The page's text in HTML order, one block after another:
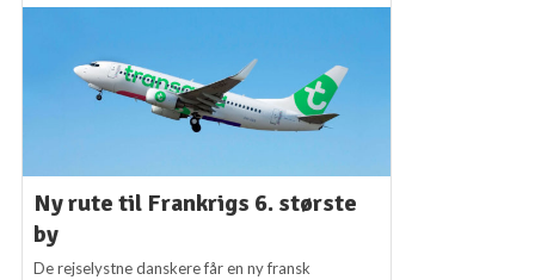
Ny rute til Frankrigs 6. største
by
De rejselystne danskere får en ny fransk